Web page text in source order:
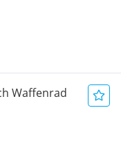
Waffenrad